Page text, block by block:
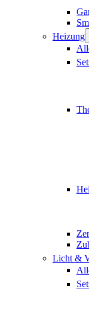
Heizung
Licht &